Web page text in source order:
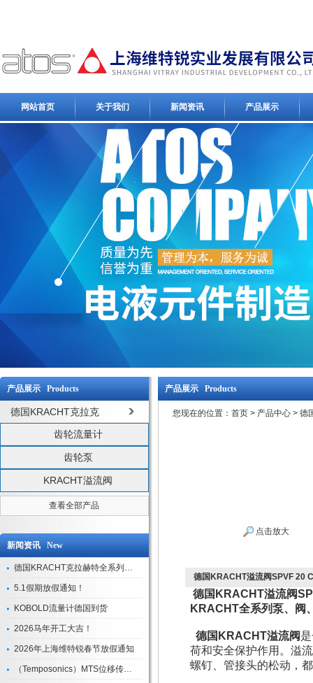
网站首页 关于我们 新闻资讯 产品展示
产品展示 Products
德国KRACHT克拉克
齿轮流量计
齿轮泵
KRACHT溢流阀
查看全部产品
新闻资讯 New
德国KRACHT克拉赫特全系列现货库存
5.1假期放假通知！
KOBOLD流量计德国到货
2026马年开工大吉！
2026年上海维特锐春节放假通知
（Temposonics）MTS位移传感器现货库存型号
产品展示 Products
您现在的位置： 首页 > 产品中心 > 德
点击放大
德国KRACHT溢流阀SPVF 20
德国KRACHT溢流阀
KRACHT全系列泵、阀
德国KRACHT溢流阀
荷和安全保护作用。溢
螺钉、管接头的松动，